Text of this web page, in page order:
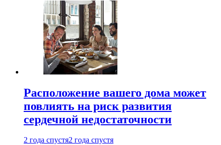
Расположение вашего дома может
повлиять на риск развития
сердечной недостаточности
2 года спустя2 года спустя